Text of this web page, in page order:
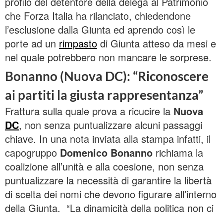
che Forza Italia ha rilanciato, chiedendone
l’esclusione dalla Giunta ed aprendo così le
porte ad un rimpasto di Giunta atteso da mesi e
nel quale potrebbero non mancare le sorprese.
Bonanno (Nuova DC): “Riconoscere
ai partiti la giusta rappresentanza”
Frattura sulla quale prova a ricucire la Nuova
DC, non senza puntualizzare alcuni passaggi
chiave. In una nota inviata alla stampa infatti, il
capogruppo Domenico Bonanno richiama la
coalizione all’unità e alla coesione, non senza
puntualizzare la necessità di garantire la libertà
di scelta dei nomi che devono figurare all’interno
della Giunta. “La dinamicità della politica non ci